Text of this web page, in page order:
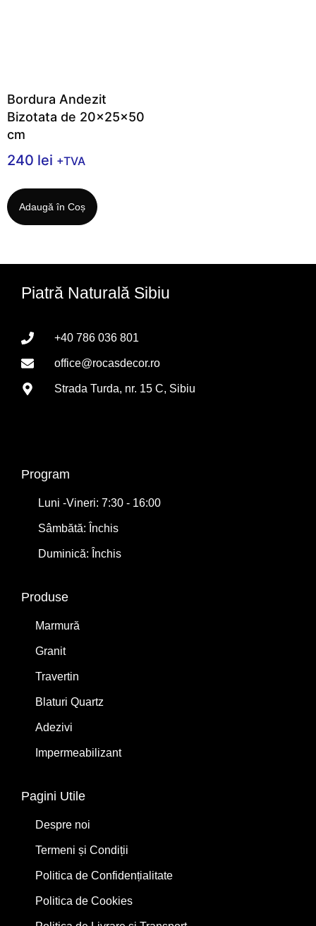
Bordura Andezit
Bizotata de 20x25x50
cm
240 lei +TVA
Adaugă în Coș
Piatră Naturală Sibiu
+40 786 036 801
office@rocasdecor.ro
Strada Turda, nr. 15 C, Sibiu
Program
Luni -Vineri: 7:30 - 16:00
Sâmbătă: Închis
Duminică: Închis
Produse
Marmură
Granit
Travertin
Blaturi Quartz
Adezivi
Impermeabilizant
Pagini Utile
Despre noi
Termeni și Condiții
Politica de Confidențialitate
Politica de Cookies